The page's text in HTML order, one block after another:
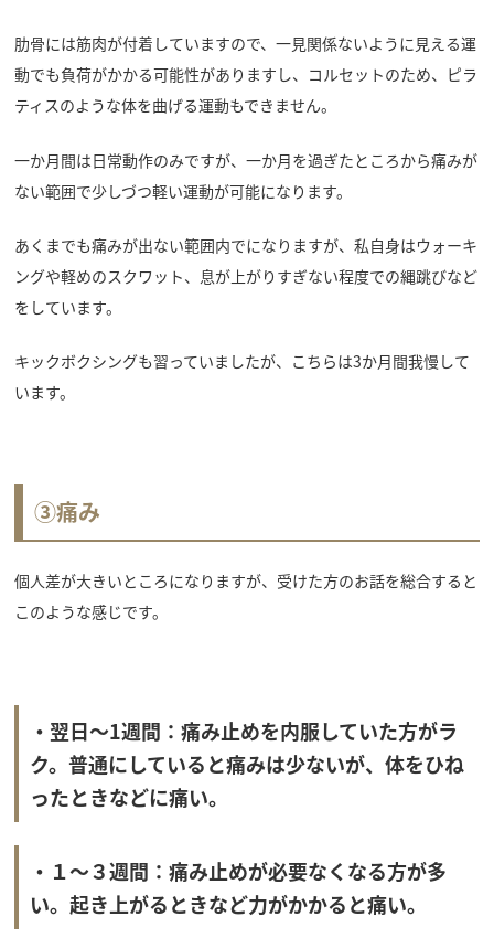
肋骨には筋肉が付着していますので、一見関係ないように見える運
動でも負荷がかかる可能性がありますし、コルセットのため、ピラ
ティスのような体を曲げる運動もできません。
一か月間は日常動作のみですが、一か月を過ぎたところから痛みが
ない範囲で少しづつ軽い運動が可能になります。
あくまでも痛みが出ない範囲内でになりますが、私自身はウォーキ
ングや軽めのスクワット、息が上がりすぎない程度での縄跳びなど
をしています。
キックボクシングも習っていましたが、こちらは3か月間我慢して
います。
③痛み
個人差が大きいところになりますが、受けた方のお話を総合すると
このような感じです。
・翌日～1週間：痛み止めを内服していた方がラ
ク。普通にしていると痛みは少ないが、体をひね
ったときなどに痛い。
・１～３週間：痛み止めが必要なくなる方が多
い。起き上がるときなど力がかかると痛い。